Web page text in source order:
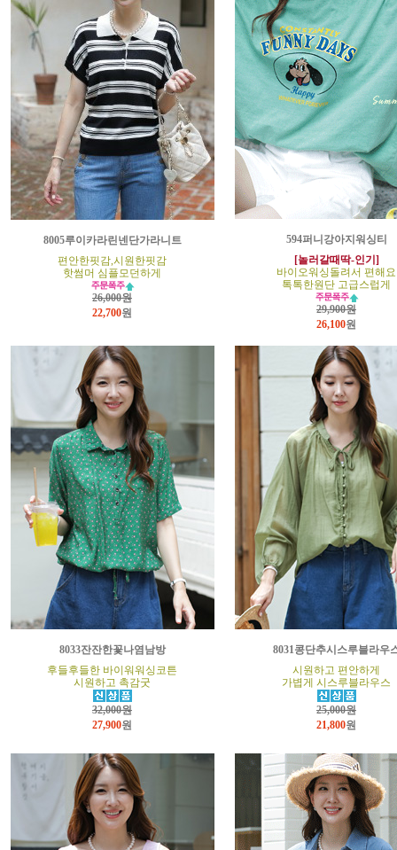
8005루이카라린넨단가라니트
편안한핏감,시원한핏감
핫썸머 심플모던하게
26,000원
22,700원
594퍼니강아지워싱티
[놀러갈때딱-인기]
바이오워싱돌려서 편해요
톡톡한원단 고급스럽게
29,900원
26,100원
8033잔잔한꽃나염남방
후들후들한 바이워워싱코튼
시원하고 촉감굿
32,000원
27,900원
8031콩단추시스루블라우
시원하고 편안하게
가볍게 시스루블라우스
25,000원
21,800원